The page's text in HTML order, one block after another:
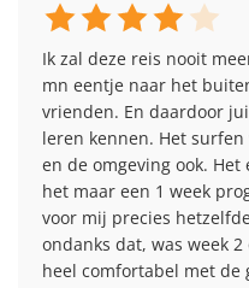
Ik zal deze reis nooit
mn eentje naar het
vrienden. En daardoor
leren kennen. Het
en de omgeving ook.
het maar een 1 week
voor mij precies
ondanks dat, was week
heel comfortabel met de